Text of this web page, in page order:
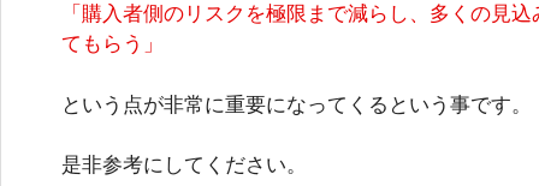
「購入者側のリスクを極限まで減らし、多くの見
てもらう」
という点が非常に重要になってくるという事です。
是非参考にしてください。